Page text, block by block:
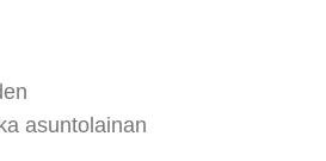
asuntolainan